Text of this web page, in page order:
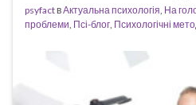
psyfactвАктуальна психологія На
проблеми Псі-блог Психологічні